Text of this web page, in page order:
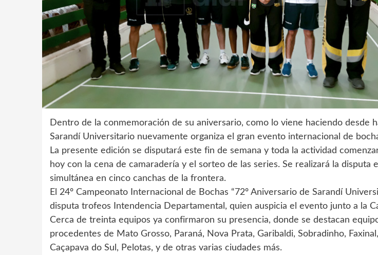
Dentro de la conmemoración de su aniversario, como lo viene haciendo desde
Sarandí Universitario nuevamente organiza el gran evento internacional de
La presente edición se disputará este fin de semana y toda la actividad
hoy con la cena de camaradería y el sorteo de las series. Se realizará la disputa
simultánea en cinco canchas de la frontera.
El 24º Campeonato Internacional de Bochas “72º Aniversario de Sarandí
disputa trofeos Intendencia Departamental, quien auspicia el evento junto a la
Cerca de treinta equipos ya confirmaron su presencia, donde se destacan
procedentes de Mato Grosso, Paraná, Nova Prata, Garibaldi, Sobradinho,
Caçapava do Sul, Pelotas, y de otras varias ciudades más.